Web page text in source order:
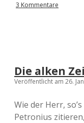
3 Kommentare
Die alken
Veröffentlicht am 26.
Wie der Herr,
Petronius